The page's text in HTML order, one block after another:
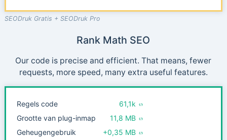
SEODruk Gratis + SEODruk Pro
Rank Math SEO
Our code is precise and efficient. That means, fewer
requests, more speed, many extra useful features.
Regels code
61,1k
Grootte van plug-inmap
11,8 MB
Geheugengebruik
+0,35 MB